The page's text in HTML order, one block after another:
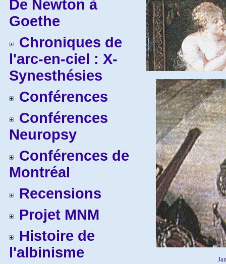
De Newton à
Goethe
Chroniques de
l'arc-en-ciel : X-
Synesthésies
Conférences
Conférences
Neuropsy
Conférences de
Montréal
Recensions
Projet MNM
Histoire de
l'albinisme